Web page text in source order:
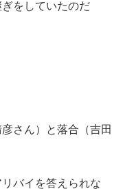
をしていたのだ
さん）と落合（吉田
バイを答えられな